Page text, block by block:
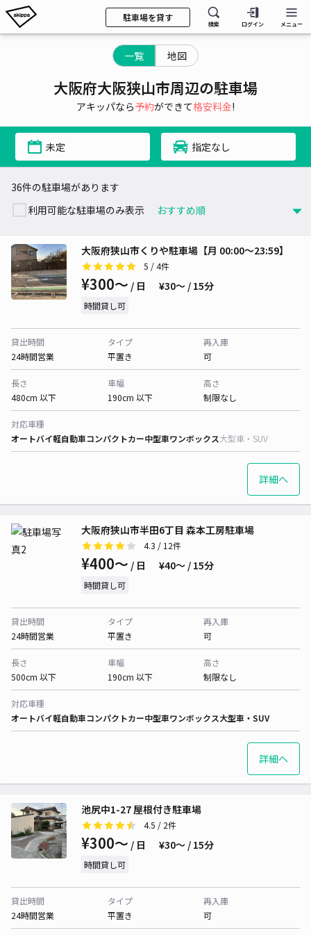
駐車場を貸す
検索 ログイン メニュー
一覧 地図
大阪府大阪狭山市周辺の駐車場
アキッパなら予約ができて格安料金!
未定 指定なし
36件の駐車場があります
利用可能な駐車場のみ表示
大阪府狭山市くりや駐車場【月 00:00～23:59】
5 / 4件
¥300〜 / 日 ¥30〜 / 15分
時間貸し可
貸出時間
24時間営業
タイプ
平置き
再入庫
可
長さ
480cm 以下
車幅
190cm 以下
高さ
制限なし
対応車種
オートバイ軽自動車コンパクトカー中型車ワンボックス大型車・SUV
詳細へ
大阪府狭山市半田6丁目 森本工房駐車場
4.3 / 12件
¥400〜 / 日 ¥40〜 / 15分
時間貸し可
貸出時間
24時間営業
タイプ
平置き
再入庫
可
長さ
500cm 以下
車幅
190cm 以下
高さ
制限なし
対応車種
オートバイ軽自動車コンパクトカー中型車ワンボックス大型車・SUV
詳細へ
池尻中1-27 屋根付き駐車場
4.5 / 2件
¥300〜 / 日 ¥30〜 / 15分
時間貸し可
貸出時間
24時間営業
タイプ
平置き
再入庫
可